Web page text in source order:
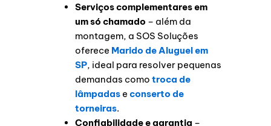
Serviços complementares em
um só chamado – além da
montagem, a SOS Soluções
oferece Marido de Aluguel em
SP, ideal para resolver pequenas
demandas comotroca de
lâmpadas econserto de
torneiras.
Confiabilidade e garantia –